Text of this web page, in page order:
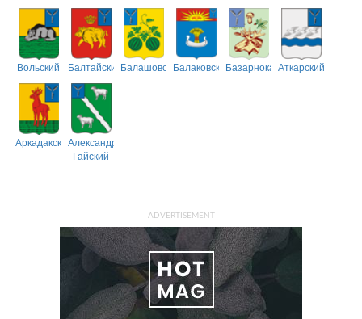
Вольский БалтайскийБалашовскийБалаковскийБазарнокарабулакский
Аткарский
АркадакскийАлександрово-
Гайский
ADVERTISEMENT